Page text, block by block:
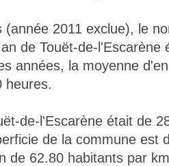
(année 2011 exclue), le
de Touët-de-l'Escarène
années, la moyenne
heures.
de-l'Escarène était de
de la commune est
de 62.80 habitants par